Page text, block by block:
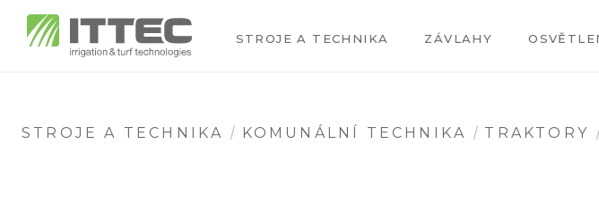
STROJE A TECHNIKA ZÁVLAHY
STROJE A TECHNIKA KOMUNÁLNÍ TECHNIKA TRAKTORY